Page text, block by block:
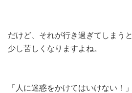
だけど、それが行き過ぎてしまうと
少し苦しくなりますよね。
「人に迷惑をかけてはいけない！」